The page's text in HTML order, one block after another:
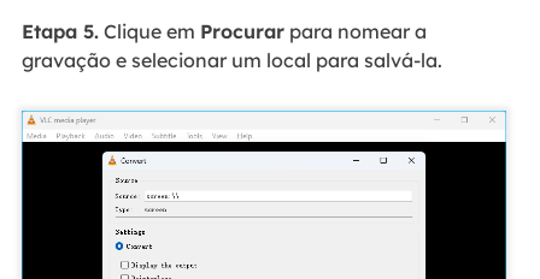
Etapa 5.Clique em Procurarpara nomear a
gravação e selecionar um local para salvá-la.